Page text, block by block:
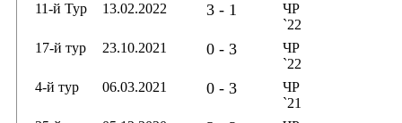
11-й Тур
13.02.2022 3 - 1
ЧР
`22
17-й тур
23.10.2021 0 - 3
ЧР
`22
4-й тур
06.03.2021 0 - 3
ЧР
`21